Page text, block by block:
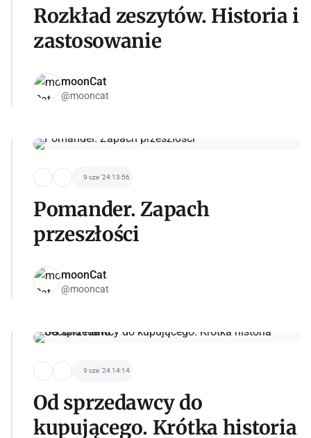
Rozkład zeszytów. Historia i
zastosowanie
moonCat
@mooncat
9 cze '24 13:56
Pomander. Zapach
przeszłości
moonCat
@mooncat
9 cze '24 14:14
Od sprzedawcy do
kupującego. Krótka historia